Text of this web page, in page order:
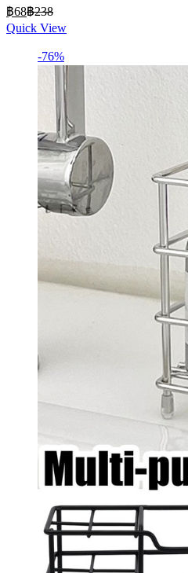
฿68Current
price
is:
฿68.
฿238
was:
฿238.
Quick View
-76%